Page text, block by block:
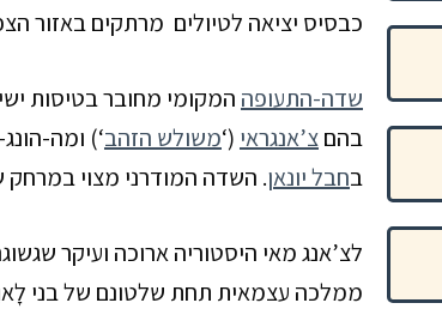
כבסיס יציאה לטיולים מרתקים באזור
שדה-התעופה המקומי מחובר בטיסות
בהםצ’אנגראי (‘משולש הזהב‘) ומה-
בחבל יונאן. השדה המודרני מצוי
לצ’אנג מאי היסטוריה ארוכה ועיקר
ממלכה עצמאית תחת שלטונם של בני